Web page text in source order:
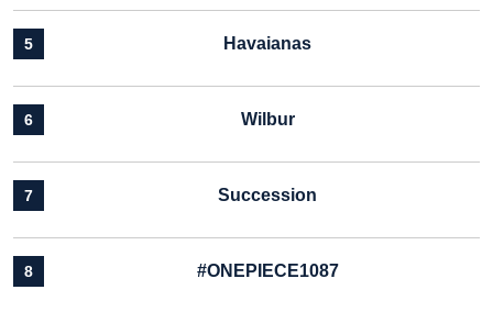
5 Havaianas
6 Wilbur
7 Succession
8 #ONEPIECE1087